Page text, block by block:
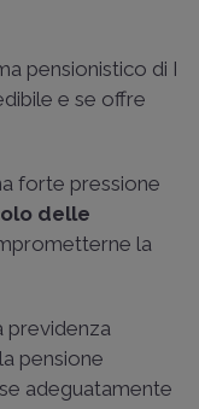
pensionistico di I
e se offre
forte pressione
delle
la
previdenza
pensione
adeguatamente